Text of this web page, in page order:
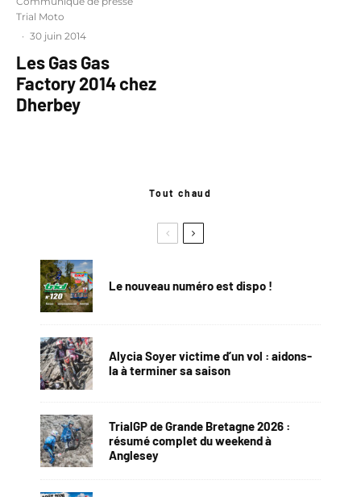
Trial Moto
· 30 juin 2014
Les Gas Gas
Factory 2014 chez
Dherbey
Tout chaud
Le nouveau numéro est dispo !
Alycia Soyer victime d’un vol : aidons-
la à terminer sa saison
TrialGP de Grande Bretagne 2026 :
résumé complet du weekend à
Anglesey